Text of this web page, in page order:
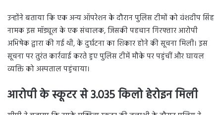
उन्होंने बताया कि एक अन्य ऑपरेशन के दौरान पुलिस टीमों को वंशदीप सिंह
नामक इस मॉड्यूल के एक संचालक, जिसकी पहचान गिरफ्तार आरोपी
अभिषेक द्वारा की गई थी, के दुर्घटना का शिकार होने की सूचना मिली। इस
सूचना पर तुरंत कार्रवाई करते हुए पुलिस टीमें मौके पर पहुंचीं और घायल
व्यक्ति को अस्पताल पहुंचाया।
आरोपी के स्कूटर से 3.035 किलो हेरोइन मिली